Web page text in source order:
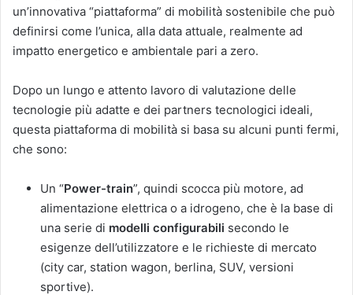
un’innovativa “piattaforma” di mobilità sostenibile che può
definirsi come l’unica, alla data attuale, realmente ad
impatto energetico e ambientale pari a zero.
Dopo un lungo e attento lavoro di valutazione delle
tecnologie più adatte e dei partners tecnologici ideali,
questa piattaforma di mobilità si basa su alcuni punti fermi,
che sono:
Un “Power-train”, quindi scocca più motore, ad
alimentazione elettrica o a idrogeno, che è la base di
una serie di modelli configurabili secondo le
esigenze dell’utilizzatore e le richieste di mercato
(city car, station wagon, berlina, SUV, versioni
sportive).